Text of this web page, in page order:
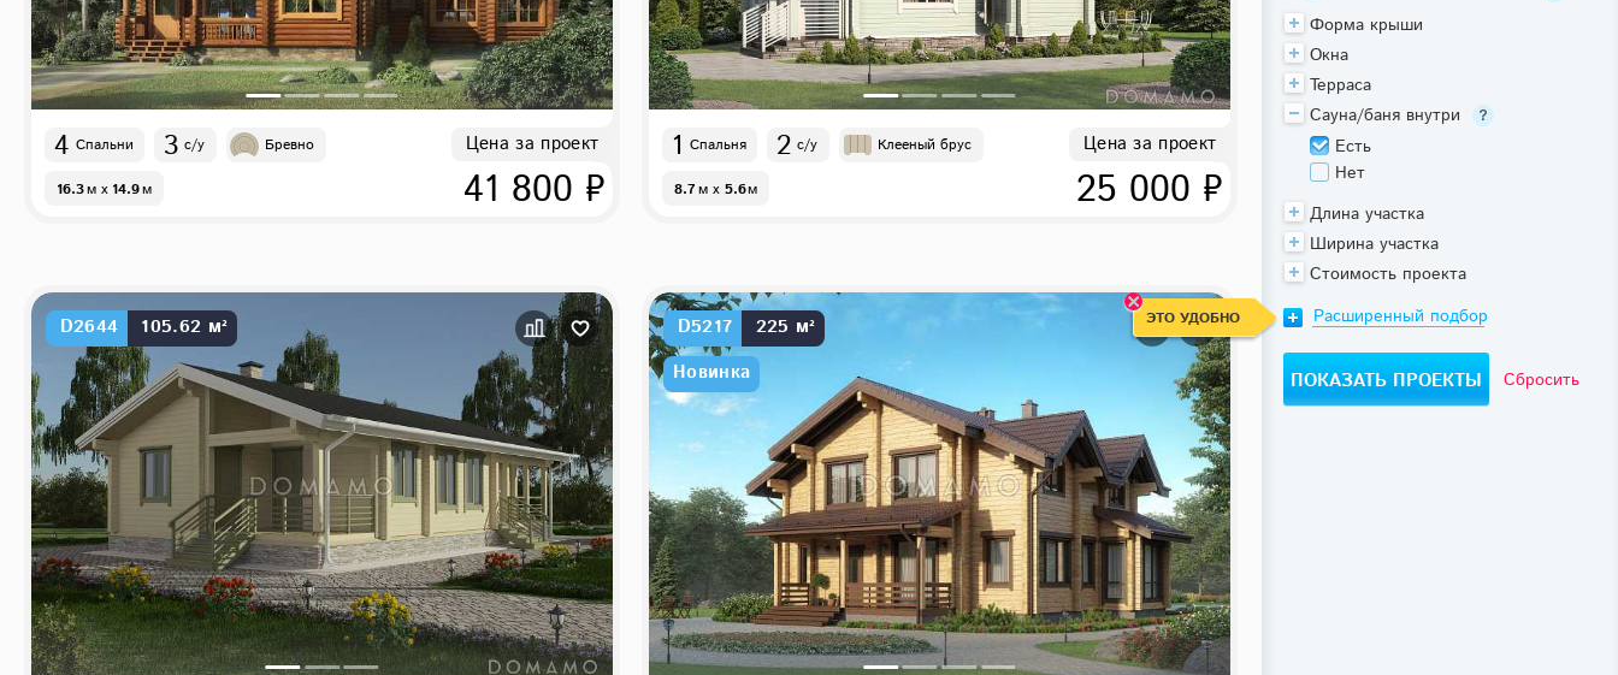
4 Спальни 3 с/у Бревно
16.3м x 14.9м
Цена за проект
41 800 ₽
1 Спальня 2 с/у Клееный брус
8.7м x 5.6м
Цена за проект
25 000 ₽
D2644 105.62 м² D5217
225 м²
Новинка
Форма крыши
Окна
Терраса
Сауна/баня внутри
Есть
Нет
Длина участка
Ширина участка
Стоимость проекта
ЭТО УДОБНО Расширенный подбор
Сбросить